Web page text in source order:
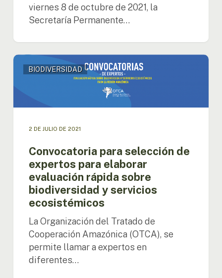
viernes 8 de octubre de 2021, la
Secretaría Permanente…
Convocatoria
rápida
sobre
biodiversidad
servicios
ecosistémicos
BIODIVERSIDAD
2 DE JULIO DE 2021
Convocatoria para selección de
expertos para elaborar
evaluación rápida sobre
biodiversidad y servicios
ecosistémicos
La Organización del Tratado de
Cooperación Amazónica (OTCA), se
permite llamar a expertos en
diferentes…